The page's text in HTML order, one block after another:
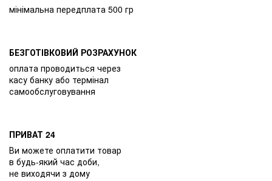
мінімальна передплата 500 гр
БЕЗГОТІВКОВИЙ РОЗРАХУНОК
оплата проводиться через
касу банку або термінал
самообслуговування
ПРИВАТ 24
Ви можете оплатити товар
в будь-який час доби,
не виходячи з дому